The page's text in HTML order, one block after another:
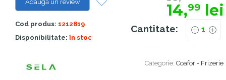
Categorie: Coafor - Frizerie
Cantitate:
Adaugă un review
Cod produs: 1212819
Disponibilitate: în stoc
14,99 lei